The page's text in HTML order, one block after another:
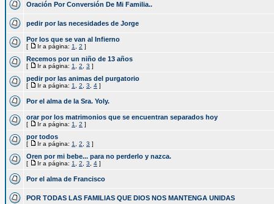
Oración Por Conversión De Mi Familia..
pedir por las necesidades de Jorge
Por los que se van al Infierno
[ Ir a página: 1 2 ]
Recemos por un niño de 13 años
[ Ir a página: 1 2 3 ]
pedir por las animas del purgatorio
[ Ir a página: 1 2 3 4 ]
Por el alma de la Sra. Yoly.
orar por los matrimonios que se encuentran separados hoy
[ Ir a página: 1 2 ]
por todos
[ Ir a página: 1 2 3 ]
Oren por mi bebe... para no perderlo y nazca.
[ Ir a página: 1 2 3 4 ]
Por el alma de Francisco
POR TODAS LAS FAMILIAS QUE DIOS NOS MANTENGA UNIDAS